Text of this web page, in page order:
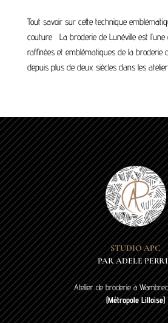
Tout savoir sur cette technique
couture La broderie de Lunéville est l’une
raffinées et emblématiques de la broderie
depuis plus de deux siècles dans les
STUDIO APC
PAR ADELE
Atelier de broderie à
(Métropole Lilloise)